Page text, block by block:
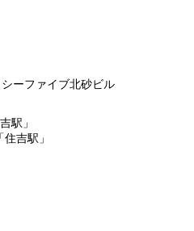
ーファイブ北砂ビル
駅」
吉駅」